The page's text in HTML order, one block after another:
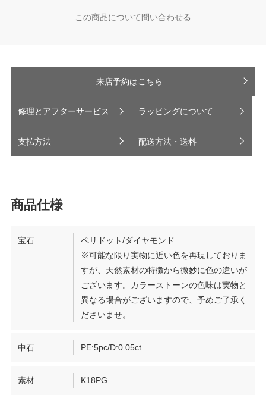
この商品について問い合わせる
来店予約はこちら
修理とアフターサービス ラッピングについて
支払方法 配送方法・送料
宝石
ペリドット/ダイヤモンド
※可能な限り実物に近い色を再現しておりま
すが、天然素材の特徴から微妙に色の違いが
ございます。カラーストーンの色味は実物と
異なる場合がございますので、予めご了承く
ださいませ。
中石 PE:5pc/D:0.05ct
素材 K18PG